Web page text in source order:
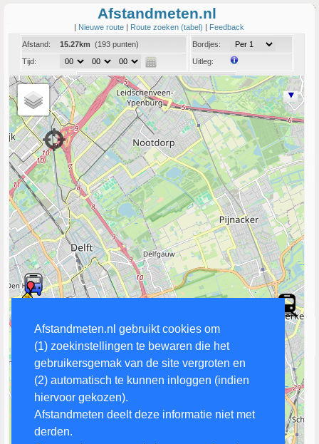
Afstandmeten.nl gebruikt cookies om
(1) zoekinstellingen te bewaren die het
gebruikersgemak van de site vergroten en
(2) automatisch te kunnen inloggen (indien
hiervoor gekozen).
Afstandmeten deelt deze informatie niet met
derden.
Afstandmeten.nl
| Nieuwe route | Route zoeken (tabel) | Feedback
Afstand:
15.27km (193 punten)
Tijd:
Bordjes:
Uitleg:
Coord:
Info:Link naar deze route